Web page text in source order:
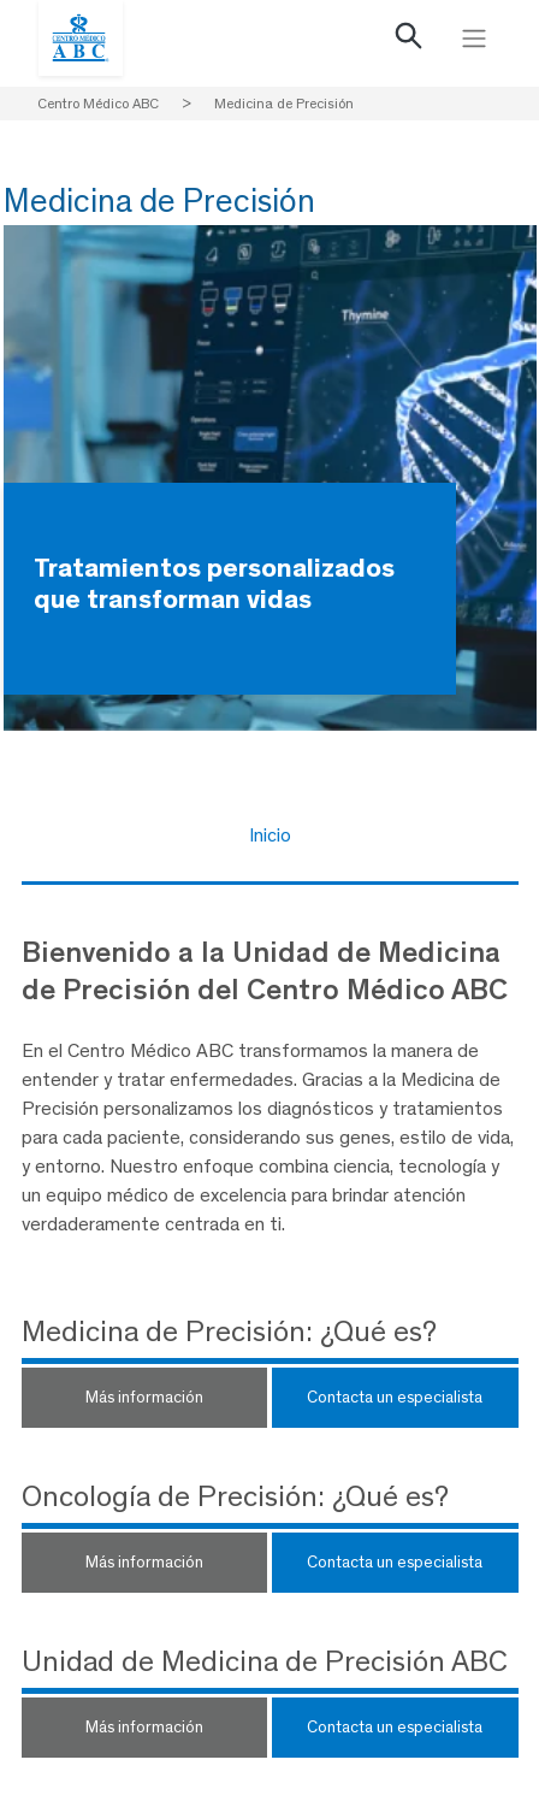
Centro Médico ABC > Medicina de Precisión
Medicina de Precisión
Tratamientos personalizados
que transforman vidas
Inicio
Bienvenido a la Unidad de Medicina
de Precisión del Centro Médico ABC
En el Centro Médico ABC transformamos la manera de
entender y tratar enfermedades. Gracias a la Medicina de
Precisión personalizamos los diagnósticos y tratamientos
para cada paciente, considerando sus genes, estilo de vida,
y entorno. Nuestro enfoque combina ciencia, tecnología y
un equipo médico de excelencia para brindar atención
verdaderamente centrada en ti.
Medicina de Precisión: ¿Qué es?
Más información Contacta un especialista
Oncología de Precisión: ¿Qué es?
Más información Contacta un especialista
Unidad de Medicina de Precisión ABC
Más información Contacta un especialista